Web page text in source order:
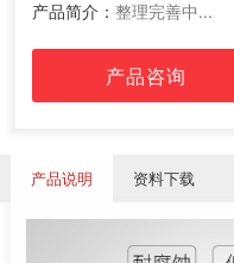
产品简介： 整理完善中...
产品咨询
产品说明 资料下载